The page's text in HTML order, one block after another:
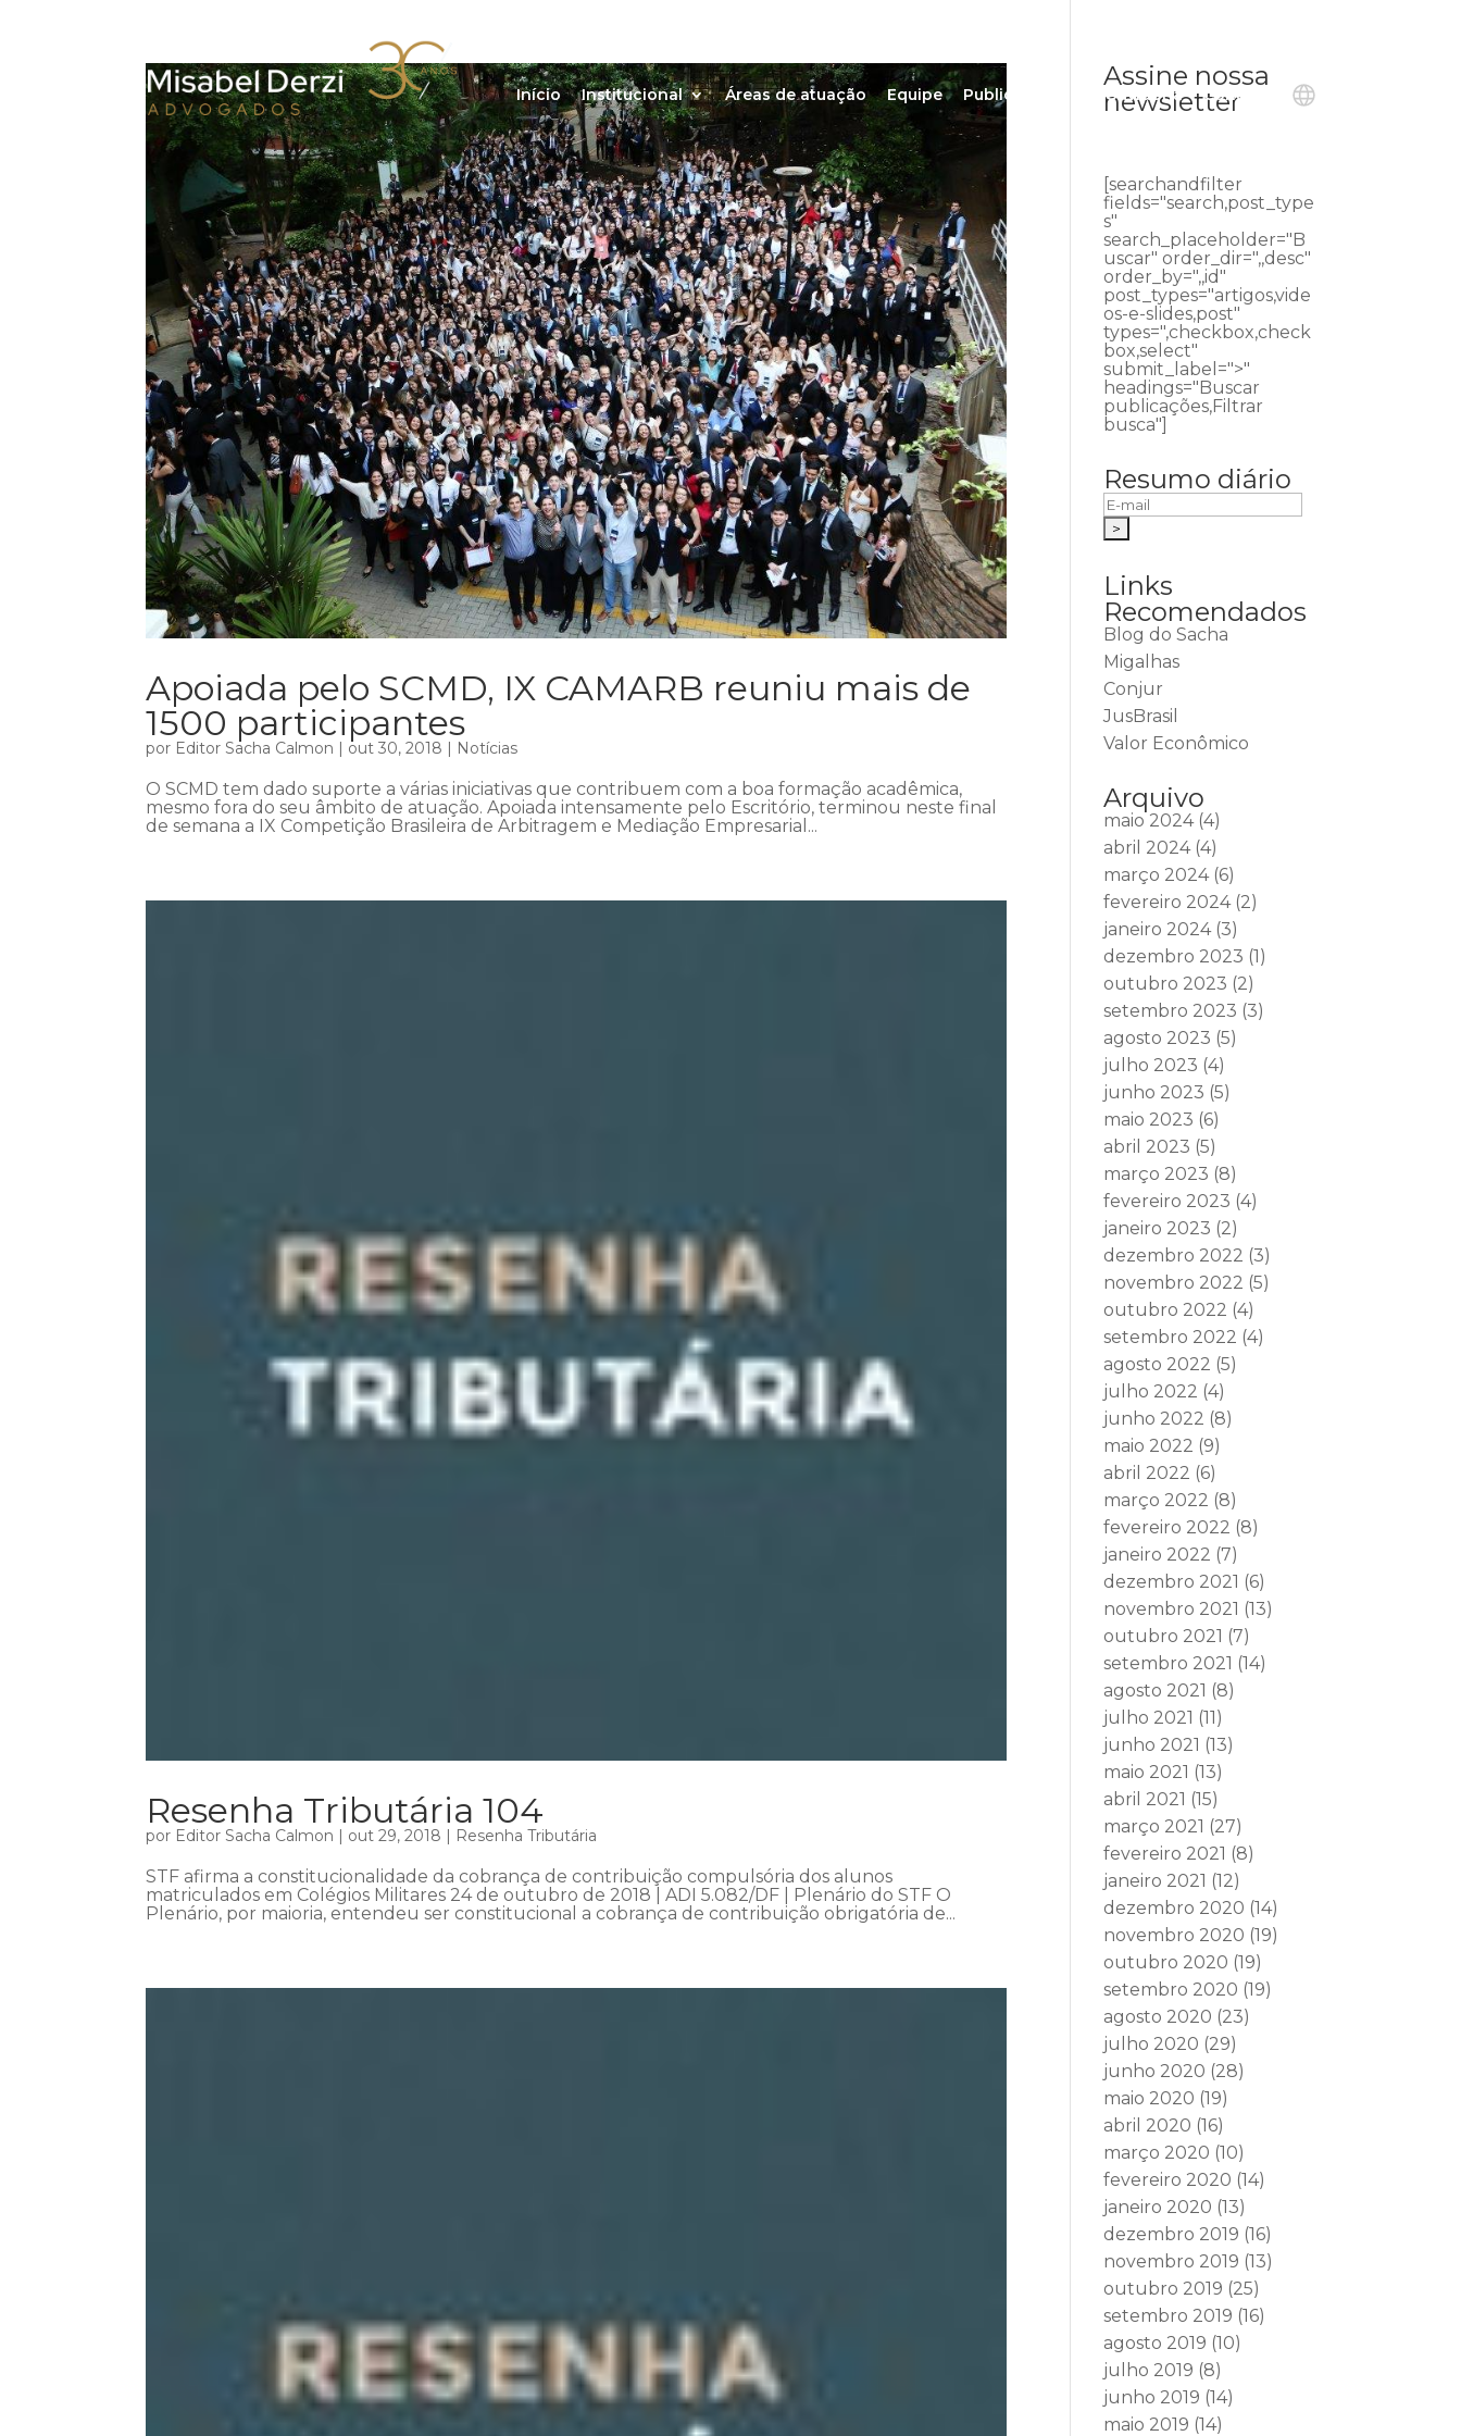
Início Institucional Áreas de atuação Equipe Publicações Ouvidoria Contato
Apoiada pelo SCMD, IX CAMARB reuniu mais de
1500 participantes
por Editor Sacha Calmon | out 30, 2018 | Notícias
O SCMD tem dado suporte a várias iniciativas que contribuem com a boa formação acadêmica,
mesmo fora do seu âmbito de atuação. Apoiada intensamente pelo Escritório, terminou neste final
de semana a IX Competição Brasileira de Arbitragem e Mediação Empresarial...
Resenha Tributária 104
por Editor Sacha Calmon | out 29, 2018 | Resenha Tributária
STF afirma a constitucionalidade da cobrança de contribuição compulsória dos alunos
matriculados em Colégios Militares 24 de outubro de 2018 | ADI 5.082/DF | Plenário do STF O
Plenário, por maioria, entendeu ser constitucional a cobrança de contribuição obrigatória de...
Assine nossa
newsletter
[searchandfilter
fields="search,post_type
s"
search_placeholder="B
uscar" order_dir=",,desc"
order_by=",,id"
post_types="artigos,vide
os-e-slides,post"
types=",checkbox,check
box,select"
submit_label=">"
headings="Buscar
publicações,Filtrar
busca"]
Resumo diário
Links
Recomendados
Blog do Sacha
Migalhas
Conjur
JusBrasil
Valor Econômico
Arquivo
maio 2024(4)
abril 2024(4)
março 2024(6)
fevereiro 2024(2)
janeiro 2024(3)
dezembro 2023 (1)
outubro 2023 (2)
setembro 2023 (3)
agosto 2023 (5)
julho 2023 (4)
junho 2023 (5)
maio 2023 (6)
abril 2023 (5)
março 2023 (8)
fevereiro 2023 (4)
janeiro 2023 (2)
dezembro 2022 (3)
novembro 2022 (5)
outubro 2022 (4)
setembro 2022 (4)
agosto 2022 (5)
julho 2022 (4)
junho 2022 (8)
maio 2022 (9)
abril 2022 (6)
março 2022 (8)
fevereiro 2022 (8)
janeiro 2022 (7)
dezembro 2021 (6)
novembro 2021 (13)
outubro 2021 (7)
setembro 2021 (14)
agosto 2021 (8)
julho 2021 (11)
junho 2021 (13)
maio 2021 (13)
abril 2021 (15)
março 2021 (27)
fevereiro 2021 (8)
janeiro 2021 (12)
dezembro 2020 (14)
novembro 2020 (19)
outubro 2020 (19)
setembro 2020 (19)
agosto 2020 (23)
julho 2020 (29)
junho 2020 (28)
maio 2020 (19)
abril 2020 (16)
março 2020 (10)
fevereiro 2020 (14)
janeiro 2020 (13)
dezembro 2019 (16)
novembro 2019 (13)
outubro 2019 (25)
setembro 2019 (16)
agosto 2019 (10)
julho 2019 (8)
junho 2019 (14)
maio 2019 (14)